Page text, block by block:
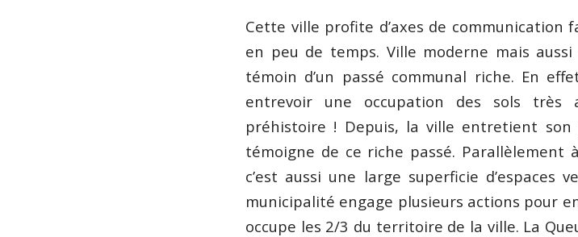
Cette ville profite d’axes de
en peu de temps. Ville moderne mais
témoin d’un passé communal riche. En
entrevoir une occupation des sols très
préhistoire ! Depuis, la ville entretient
témoigne de ce riche passé. Parallèlement
c’est aussi une large superficie d’espaces
municipalité engage plusieurs actions pour
occupe les 2/3 du territoire de la ville. La